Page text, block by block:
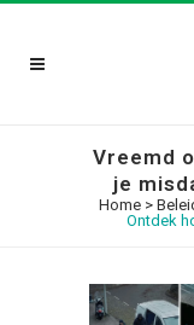
Vreemd
je
Home>
Ontdek